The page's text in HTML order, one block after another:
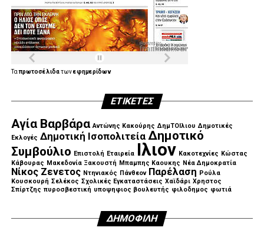
Ταπρωτοσέλιδατωνεφημερίδων
ΕΤΙΚΈΤΕΣ
Αγία Βαρβάρα Αντώνης Κακούρης ΔημΤΟΙλιου Δημοτικές
Εκλογές Δημοτική Ισοπολιτεία Δημοτικό
Συμβούλιο Επιστολή Εταιρεία Ιλιον Κακοτεχνίες Κώστας
Κάβουρας Μακεδονία Ξακουστή Μπαμπης Καουκης Νέα Δημοκρατία
Νίκος Ζενετος Ντηνιακός Πάνθεον Παρέλαση Ρούλα
Κουσκουρή Σελέκος Σχολικές Εγκαταστάσεις Χαϊδάρι Χρηστος
Σπίρτζης πυροσβεστική υποψηφιος βουλευτής φιλοδημος φωτιά
ΔΗΜΟΦΙΛΉ